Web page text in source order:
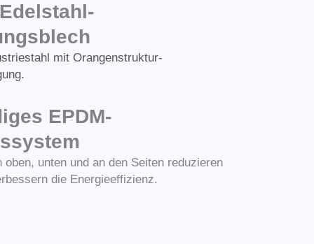
mit Orangenstruktur-
EPDM-
oben, unten und an den Seiten reduzieren
die Energieeffizienz.